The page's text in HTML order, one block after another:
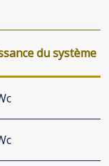
du système